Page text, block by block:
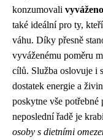
konzumovali
také ideální pro ty,
váhu. Díky přesně
vyváženému poměru
cílů. Služba oslovuje i
dostatek energie a
poskytne vše
neposlední řadě je
osoby s dietními